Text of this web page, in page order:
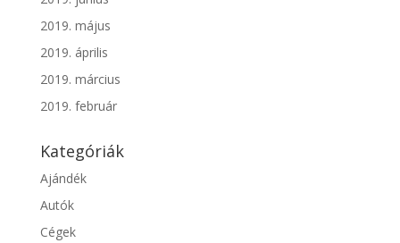
2019. május
2019. április
2019. március
2019. február
Kategóriák
Ajándék
Autók
Cégek